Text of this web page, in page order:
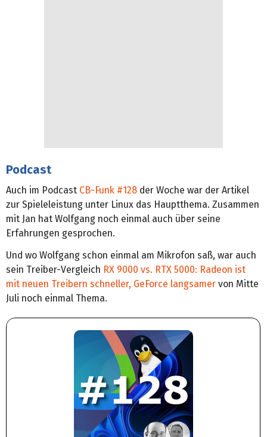
Podcast
Auch im Podcast CB-Funk #128 der Woche war der Artikel
zur Spieleleistung unter Linux das Hauptthema. Zusammen
mit Jan hat Wolfgang noch einmal auch über seine
Erfahrungen gesprochen.
Und wo Wolfgang schon einmal am Mikrofon saß, war auch
sein Treiber-Vergleich RX 9000 vs. RTX 5000: Radeon ist
mit neuen Treibern schneller, GeForce langsamer von Mitte
Juli noch einmal Thema.